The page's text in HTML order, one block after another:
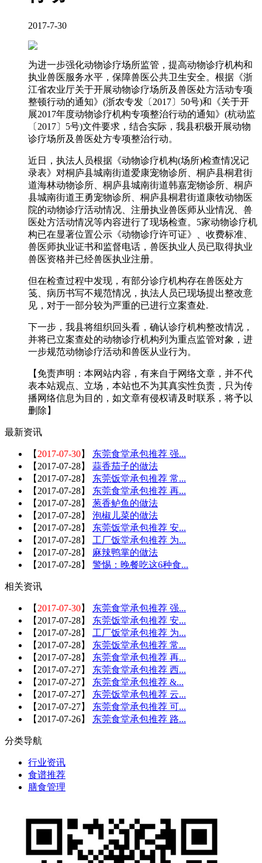
2017-7-30
为进一步强化动物诊疗场所监管，提高动物诊疗机构和
执业兽医服务水平，保障兽医公共卫生安全。根据《浙
江省农业厅关于开展动物诊疗场所及兽医处方活动专项
整顿行动的通知》(浙农专发〔2017〕50号)和《关于开
展2017年度动物诊疗机构专项整治行动的通知》(杭动监
〔2017〕5号)文件要求，结合实际，我县积极开展动物
诊疗场所及兽医处方专项整治行动。
近日，执法人员根据《动物诊疗机构(场所)检查情况记
录表》对桐庐县城南街道爱康宠物诊所、桐庐县桐君街
道海林动物诊所、桐庐县城南街道韩嘉宠物诊所、桐庐
县城南街道王勇宠物诊所、桐庐县桐君街道康牧动物医
院的动物诊疗活动情况、注册执业兽医师从业情况、兽
医处方活动情况等内容进行了现场检查。5家动物诊疗机
构已在显著位置公示《动物诊疗许可证》、收费标准、
兽医师执业证书和监督电话，兽医执业人员已取得执业
兽医资格并已经兽医执业注册。
但在检查过程中发现，有部分诊疗机构存在兽医处方
笺、病历书写不规范情况，执法人员已现场提出整改意
见，对于一部分较为严重的已进行立案查处.
下一步，我县将组织回头看，确认诊疗机构整改情况，
并将已立案查处的动物诊疗机构列为重点监管对象，进
一步规范动物诊疗活动和兽医从业行为。
【免责声明：本网站内容，有来自于网络文章，并不代
表本站观点、立场，本站也不为其真实性负责，只为传
播网络信息为目的，如文章有侵权请及时联系，将予以
删除】
最新资讯
【 2017-07-30】 东莞食堂承包推荐 强...
【 2017-07-28】 蒜香茄子的做法
【 2017-07-28】 东莞饭堂承包推荐 常...
【 2017-07-28】 东莞食堂承包推荐 再...
【 2017-07-28】 葱香鲈鱼的做法
【 2017-07-28】 泡椒儿菜的做法
【 2017-07-28】 东莞饭堂承包推荐 安...
【 2017-07-28】 工厂饭堂承包推荐 为...
【 2017-07-28】 麻辣鸭掌的做法
【 2017-07-28】 警惕：晚餐吃这6种食...
相关资讯
【 2017-07-30】 东莞食堂承包推荐 强...
【 2017-07-28】 东莞饭堂承包推荐 安...
【 2017-07-28】 工厂饭堂承包推荐 为...
【 2017-07-28】 东莞饭堂承包推荐 常...
【 2017-07-28】 东莞食堂承包推荐 再...
【 2017-07-27】 东莞食堂承包推荐 西...
【 2017-07-27】 东莞食堂承包推荐 &...
【 2017-07-27】 东莞饭堂承包推荐 云...
【 2017-07-27】 东莞食堂承包推荐 可...
【 2017-07-26】 东莞食堂承包推荐 路...
分类导航
行业资讯
食谱推荐
膳食管理